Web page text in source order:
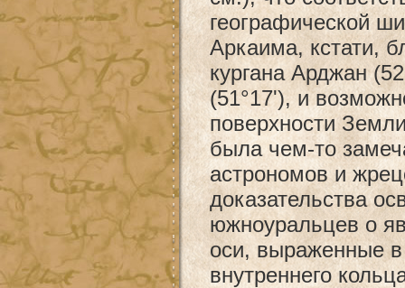
географической
Аркаима, кстати,
кургана Арджан
(51°17'), и
поверхности
была чем-то
астрономов и
доказательства
южноуральцев о
оси, выраженные
внутреннего